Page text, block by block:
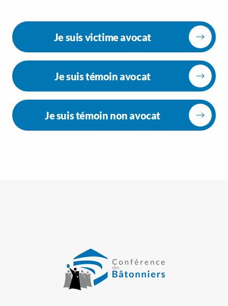
Je suis victime avocat
Je suis témoin avocat
Je suis témoin non avocat